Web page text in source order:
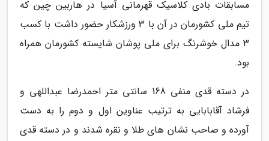
مسابقات بادی کلاسیک قهرمانی آسیا در هاربین چین که
تیم ملی کشورمان در آن با 3 ورزشکار حضور داشت با کسب
3 مدال خوشرنگ برای ملی پوشان شایسته کشورمان همراه
بود.
در دسته قدی منفی 168 سانتی متر احمدرضا عبداللهی و
فرشاد آقابابایی به ترتیب عناوین اول و دوم را به دست
آورده و صاحب نشان های طلا و نقره شدند و در دسته قدی